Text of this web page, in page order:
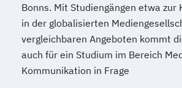
Bonns. Mit Studiengängen etwa zur
in der globalisierten
vergleichbaren Angeboten kommt
auch für ein Studium im Bereich
Kommunikation in Frage